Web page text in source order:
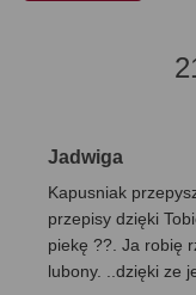
Jadwiga
Kapusniak
przepisy dzięki
piekę ??. Ja robię
lubony. ..dzięki ze